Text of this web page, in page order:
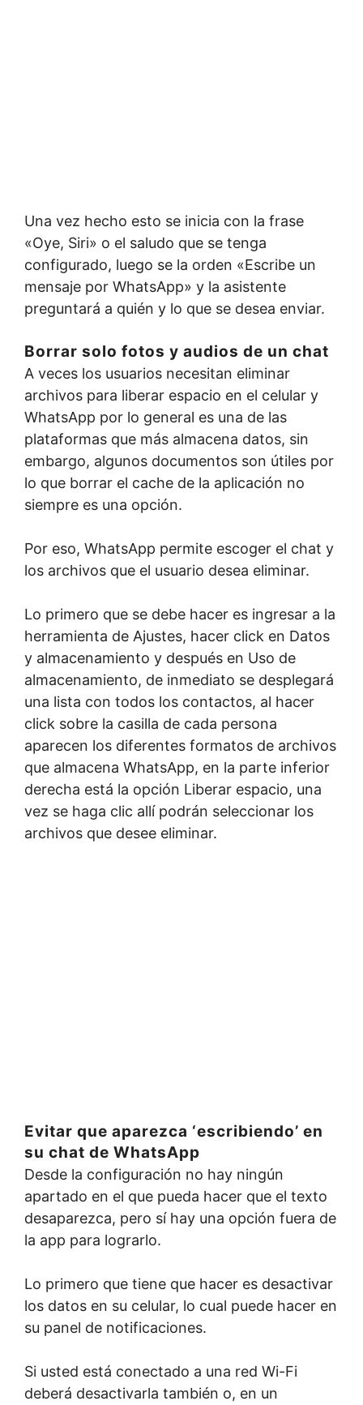
Una vez hecho esto se inicia con la frase
«Oye, Siri» o el saludo que se tenga
configurado, luego se la orden «Escribe un
mensaje por WhatsApp» y la asistente
preguntará a quién y lo que se desea enviar.
Borrar solo fotos y audios de un chat
A veces los usuarios necesitan eliminar
archivos para liberar espacio en el celular y
WhatsApp por lo general es una de las
plataformas que más almacena datos, sin
embargo, algunos documentos son útiles por
lo que borrar el cache de la aplicación no
siempre es una opción.
Por eso, WhatsApp permite escoger el chat y
los archivos que el usuario desea eliminar.
Lo primero que se debe hacer es ingresar a la
herramienta de Ajustes, hacer click en Datos
y almacenamiento y después en Uso de
almacenamiento, de inmediato se desplegará
una lista con todos los contactos, al hacer
click sobre la casilla de cada persona
aparecen los diferentes formatos de archivos
que almacena WhatsApp, en la parte inferior
derecha está la opción Liberar espacio, una
vez se haga clic allí podrán seleccionar los
archivos que desee eliminar.
Evitar que aparezca ‘escribiendo’ en
su chat de WhatsApp
Desde la configuración no hay ningún
apartado en el que pueda hacer que el texto
desaparezca, pero sí hay una opción fuera de
la app para lograrlo.
Lo primero que tiene que hacer es desactivar
los datos en su celular, lo cual puede hacer en
su panel de notificaciones.
Si usted está conectado a una red Wi-Fi
deberá desactivarla también o, en un